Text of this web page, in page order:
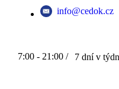
info@cedok.cz
7:00 - 21:00 / 7 dní v